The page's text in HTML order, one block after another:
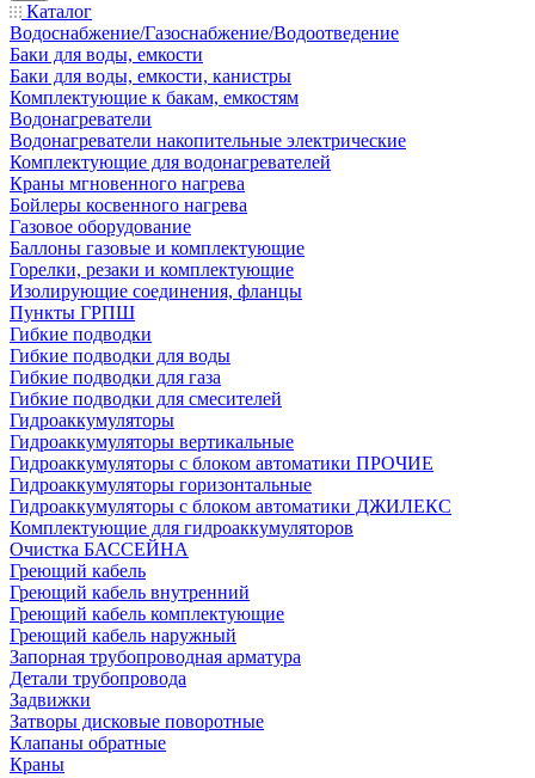
Каталог
Водоснабжение/Газоснабжение/Водоотведение
Баки для воды, емкости
Баки для воды, емкости, канистры
Комплектующие к бакам, емкостям
Водонагреватели
Водонагреватели накопительные электрические
Комплектующие для водонагревателей
Краны мгновенного нагрева
Бойлеры косвенного нагрева
Газовое оборудование
Баллоны газовые и комплектующие
Горелки, резаки и комплектующие
Изолирующие соединения, фланцы
Пункты ГРПШ
Гибкие подводки
Гибкие подводки для воды
Гибкие подводки для газа
Гибкие подводки для смесителей
Гидроаккумуляторы
Гидроаккумуляторы вертикальные
Гидроаккумуляторы с блоком автоматики ПРОЧИЕ
Гидроаккумуляторы горизонтальные
Гидроаккумуляторы с блоком автоматики ДЖИЛЕКС
Комплектующие для гидроаккумуляторов
Очистка БАССЕЙНА
Греющий кабель
Греющий кабель внутренний
Греющий кабель комплектующие
Греющий кабель наружный
Запорная трубопроводная арматура
Детали трубопровода
Задвижки
Затворы дисковые поворотные
Клапаны обратные
Краны